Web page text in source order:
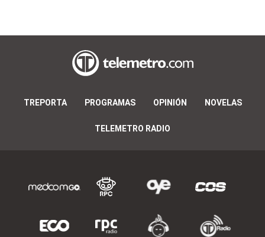
TREPORTA PROGRAMAS OPINIÓN NOVELAS
TELEMETRO RADIO